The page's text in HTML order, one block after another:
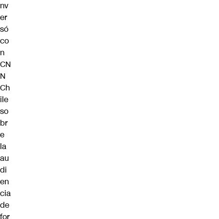
nv
er
só
co
n
CN
N
Ch
ile
so
br
e
la
au
di
en
cia
de
for